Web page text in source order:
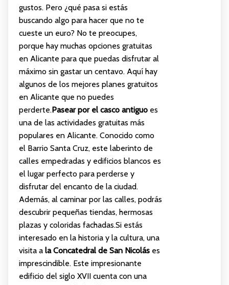
gustos. Pero ¿qué pasa si estás
buscando algo para hacer que no te
cueste un euro? No te preocupes,
porque hay muchas opciones gratuitas
en Alicante para que puedas disfrutar al
máximo sin gastar un centavo. Aquí hay
algunos de los mejores planes gratuitos
en Alicante que no puedes
perderte.Pasear por el casco antiguoes
una de las actividades gratuitas más
populares en Alicante. Conocido como
el Barrio Santa Cruz, este laberinto de
calles empedradas y edificios blancos es
el lugar perfecto para perderse y
disfrutar del encanto de la ciudad.
Además, al caminar por las calles, podrás
descubrir pequeñas tiendas, hermosas
plazas y coloridas fachadas.Si estás
interesado en la historia y la cultura, una
visita a la Concatedral de San Nicoláses
imprescindible. Este impresionante
edificio del siglo XVII cuenta con una